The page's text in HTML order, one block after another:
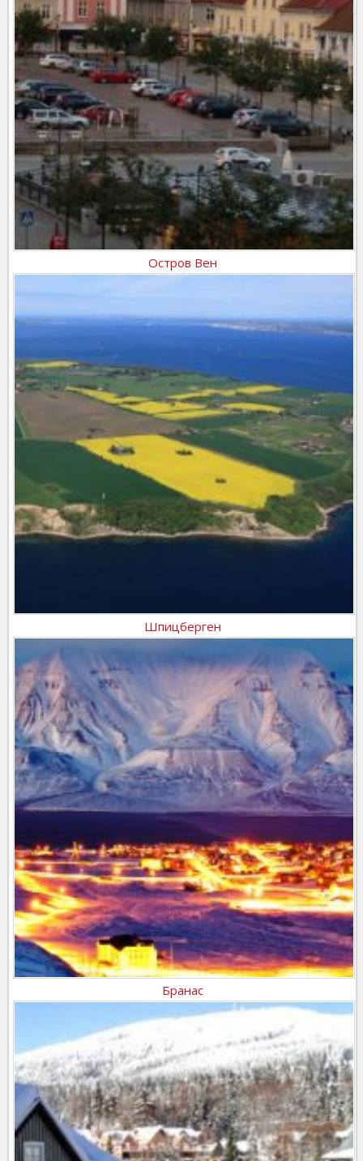
Остров Вен
Шпицберген
Бранас